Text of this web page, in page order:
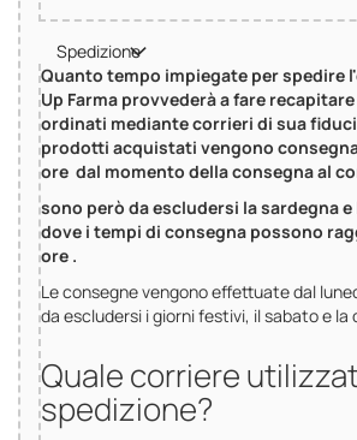
Spedizione
Quanto tempo impiegate per spedire
Up Farma provvederà a fare
ordinati mediante corrieri di sua
prodotti acquistati vengono
ore dal momento della consegna al
sono però da escludersi la sardegna
dove i tempi di consegna possono
ore .
Le consegne vengono effettuate dal
da escludersi i giorni festivi, il sabato e la
Quale corriere
spedizione?